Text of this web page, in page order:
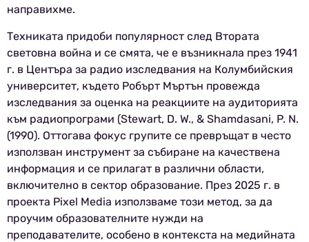
направихме.
Техниката придоби популярност след Втората
световна война и се смята, че е възникнала през 1941
г. в Центъра за радио изследвания на Колумбийския
университет, където Робърт Мъртън провежда
изследвания за оценка на реакциите на аудиторията
към радиопрограми (Stewart, D. W., & Shamdasani, P. N.
(1990). Оттогава фокус групите се превръщат в често
използван инструмент за събиране на качествена
информация и се прилагат в различни области,
включително в сектор образование. През 2025 г. в
проекта Pixel Media използваме този метод, за да
проучим образователните нужди на
преподавателите, особено в контекста на медийната